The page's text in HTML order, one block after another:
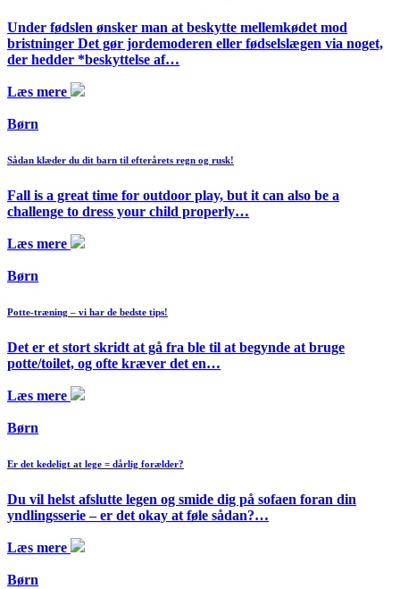
Under fødslen ønsker man at beskytte mellemkødet mod
bristninger Det gør jordemoderen eller fødselslægen via noget,
der hedder *beskyttelse af…
Læs mere
Børn
Sådan klæder du dit barn til efterårets regn og rusk!
Fall is a great time for outdoor play, but it can also be a
challenge to dress your child properly…
Læs mere
Børn
Potte-træning – vi har de bedste tips!
Det er et stort skridt at gå fra ble til at begynde at bruge
potte/toilet, og ofte kræver det en…
Læs mere
Børn
Er det kedeligt at lege = dårlig forælder?
Du vil helst afslutte legen og smide dig på sofaen foran din
yndlingsserie – er det okay at føle sådan?…
Læs mere
Børn